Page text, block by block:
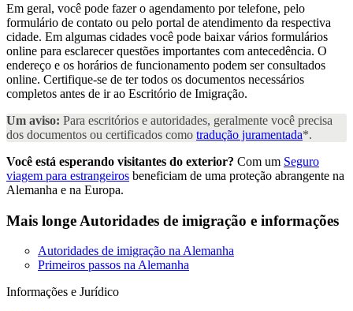
Em geral, você pode fazer o agendamento por telefone, pelo
formulário de contato ou pelo portal de atendimento da respectiva
cidade. Em algumas cidades você pode baixar vários formulários
online para esclarecer questões importantes com antecedência. O
endereço e os horários de funcionamento podem ser consultados
online. Certifique-se de ter todos os documentos necessários
completos antes de ir ao Escritório de Imigração.
Um aviso: Para escritórios e autoridades, geralmente você precisa
dos documentos ou certificados como tradução juramentada*.
Você está esperando visitantes do exterior? Com um Seguro
viagem para estrangeiros beneficiam de uma proteção abrangente na
Alemanha e na Europa.
Mais longe Autoridades de imigração e informações
Autoridades de imigração na Alemanha
Primeiros passos na Alemanha
Informações e Jurídico